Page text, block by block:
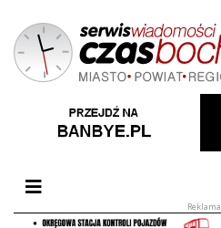
Przełącz nawigację